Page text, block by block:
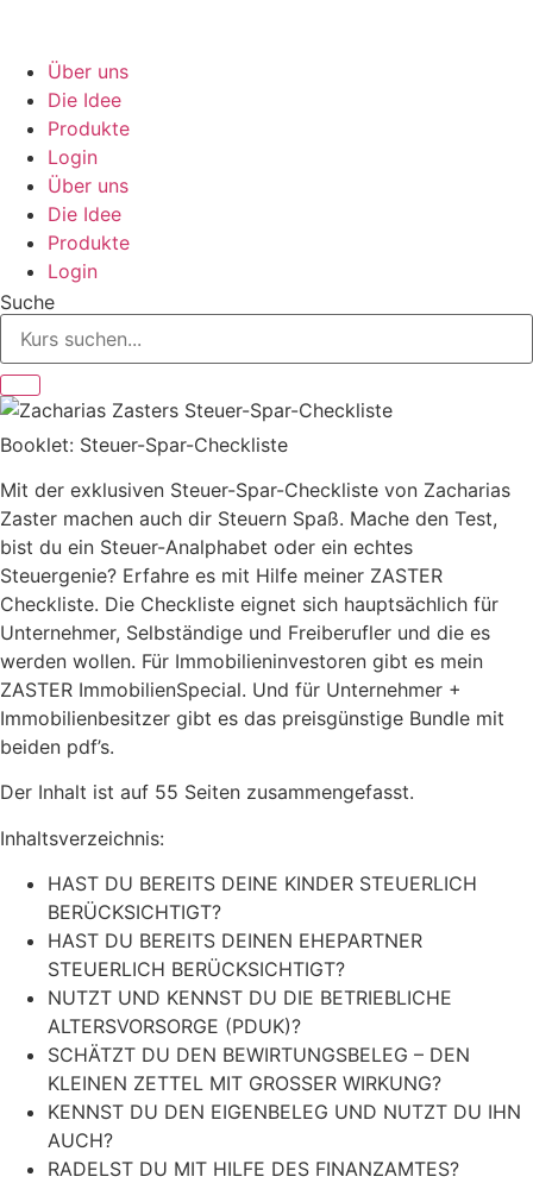
springenÜber uns
Die Idee
Produkte
Login
Über uns
Die Idee
Produkte
Login
Suche
Booklet: Steuer-Spar-Checkliste
Mit der exklusiven Steuer-Spar-Checkliste von Zacharias
Zaster machen auch dir Steuern Spaß. Mache den Test,
bist du ein Steuer-Analphabet oder ein echtes
Steuergenie? Erfahre es mit Hilfe meiner ZASTER
Checkliste. Die Checkliste eignet sich hauptsächlich für
Unternehmer, Selbständige und Freiberufler und die es
werden wollen. Für Immobilieninvestoren gibt es mein
ZASTER ImmobilienSpecial. Und für Unternehmer +
Immobilienbesitzer gibt es das preisgünstige Bundle mit
beiden pdf’s.
Der Inhalt ist auf 55 Seiten zusammengefasst.
Inhaltsverzeichnis:
HAST DU BEREITS DEINE KINDER STEUERLICH
BERÜCKSICHTIGT?
HAST DU BEREITS DEINEN EHEPARTNER
STEUERLICH BERÜCKSICHTIGT?
NUTZT UND KENNST DU DIE BETRIEBLICHE
ALTERSVORSORGE (PDUK)?
SCHÄTZT DU DEN BEWIRTUNGSBELEG – DEN
KLEINEN ZETTEL MIT GROSSER WIRKUNG?
KENNST DU DEN EIGENBELEG UND NUTZT DU IHN
AUCH?
RADELST DU MIT HILFE DES FINANZAMTES?